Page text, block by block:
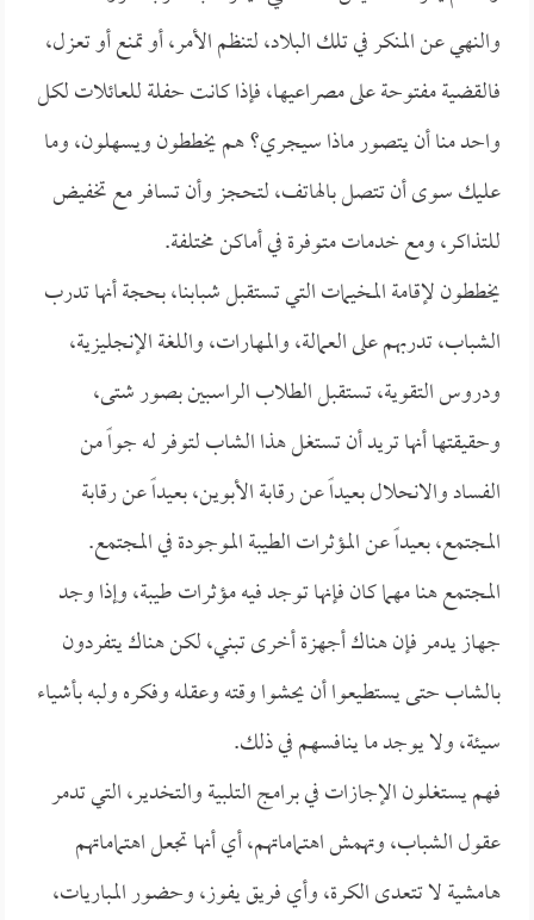
والنهي عن المنكر في تلك البلاد، لتنظم الأمر، أو تمنع أو تعزل،
فالقضية مفتوحة على مصراعيها، فإذا كانت حفلة للعائلات لكل
واحد منا أن يتصور ماذا سيجري؟ هم يخططون ويسهلون، وما
عليك سوى أن تتصل بالهاتف، لتحجز وأن تسافر مع تخفيض
للتذاكر، ومع خدمات متوفرة في أماكن مختلفة.
يخططون لإقامة المخيمات التي تستقبل شبابنا، بحجة أنها تدرب
الشباب، تدربهم على العمالة، والمهارات، واللغة الإنجليزية،
ودروس التقوية، تستقبل الطلاب الراسبين بصور شتى،
وحقيقتها أنها تريد أن تستغل هذا الشاب لتوفر له جواً من
الفساد والانحلال بعيداً عن رقابة الأبوين، بعيداً عن رقابة
المجتمع، بعيداً عن المؤثرات الطيبة الموجودة في المجتمع.
المجتمع هنا مهما كان فإنها توجد فيه مؤثرات طيبة، وإذا وجد
جهاز يدمر فإن هناك أجهزة أخرى تبني، لكن هناك يتفردون
بالشاب حتى يستطيعوا أن يحشوا وقته وعقله وفكره ولبه بأشياء
سيئة، ولا يوجد ما ينافسهم في ذلك.
فهم يستغلون الإجازات في برامج التلبية والتخدير، التي تدمر
عقول الشباب، وتهمش اهتماماتهم، أي أنها تجعل اهتماماتهم
هامشية لا تتعدى الكرة، وأي فريق يفوز، وحضور المباريات،